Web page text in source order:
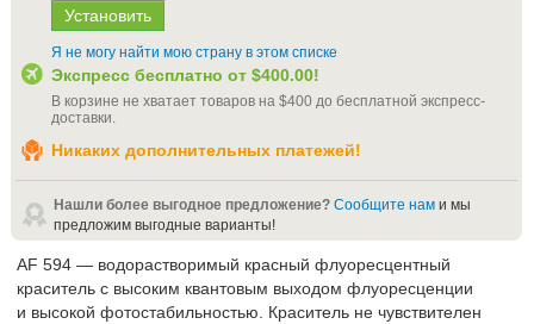
Я не могу найти мою страну в этом списке
Экспресс бесплатно от $400.00!
В корзине не хватает товаров на $400 до бесплатной экспресс-
доставки.
Никаких дополнительных платежей!
Нашли более выгодное предложение? Сообщите нам и мы
предложим выгодные варианты!
AF 594 — водорастворимый красный флуоресцентный
краситель с высоким квантовым выходом флуоресценции
и высокой фотостабильностью. Краситель не чувствителен